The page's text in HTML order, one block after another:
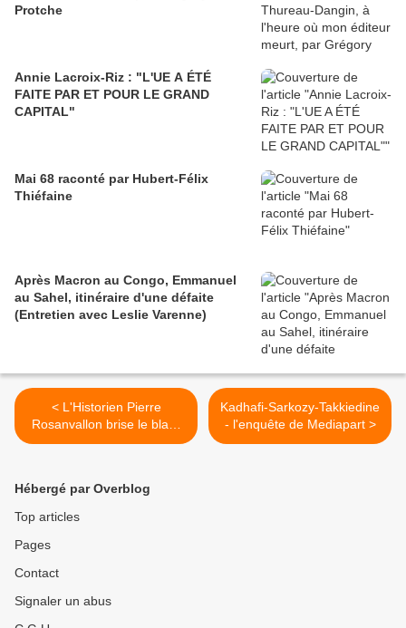
Protche
Annie Lacroix-Riz : "L'UE A ÉTÉ
FAITE PAR ET POUR LE GRAND
CAPITAL"
Mai 68 raconté par Hubert-Félix
Thiéfaine
Après Macron au Congo, Emmanuel
au Sahel, itinéraire d'une défaite
(Entretien avec Leslie Varenne)
< L'Historien Pierre
Rosanvallon brise le black
out médiatique sur la Côte
Kadhafi-Sarkozy-Takkiedine
- l'enquête de Mediapart >
Hébergé par Overblog
Top articles
Pages
Contact
Signaler un abus